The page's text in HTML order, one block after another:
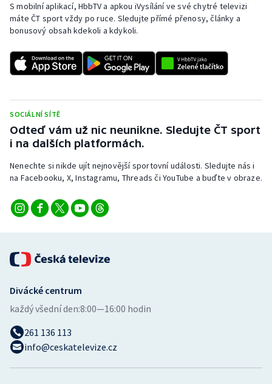
S mobilní aplikací, HbbTV a apkou iVysílání ve své chytré televizi
máte ČT sport vždy po ruce. Sledujte přímé přenosy, články a
bonusový obsah kdekoli a kdykoli.
SOCIÁLNÍ SÍTĚ
Odteď vám už nic neunikne. Sledujte ČT sport
i na dalších platformách.
Nenechte si nikde ujít nejnovější sportovní události. Sledujte nás i
na Facebooku, X, Instagramu, Threads či YouTube a buďte v obraze.
Divácké centrum
každý všední den:8:00—16:00 hodin
261 136 113
info@ceskatelevize.cz